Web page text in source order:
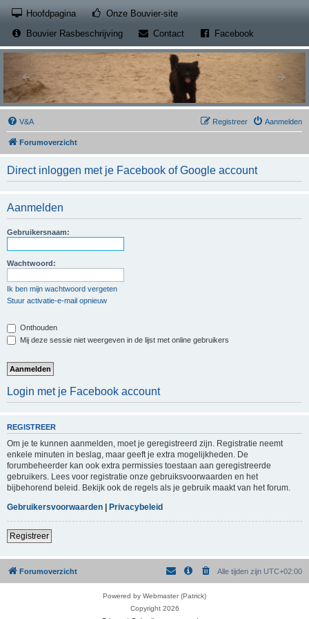
Hoofdpagina Onze Bouvier-site(Opens a new tab)
Bouvier Rasbeschrijving
Contact(Opens a new tab)
Facebook
V&A Aanmelden
Registreer
Forumoverzicht
Direct inloggen met je Facebook of Google account
Aanmelden
Gebruikersnaam:
Wachtwoord:
Ik ben mijn wachtwoord vergeten
Stuur activatie-e-mail opnieuw
Onthouden
Mij deze sessie niet weergeven in de lijst met online gebruikers
Login met je Facebook account
REGISTREER
Om je te kunnen aanmelden, moet je geregistreerd zijn. Registratie neemt
enkele minuten in beslag, maar geeft je extra mogelijkheden. De
forumbeheerder kan ook extra permissies toestaan aan geregistreerde
gebruikers. Lees voor registratie onze gebruiksvoorwaarden en het
bijbehorend beleid. Bekijk ook de regels als je gebruik maakt van het forum.
Gebruikersvoorwaarden | Privacybeleid
Registreer
Forumoverzicht Alle tijden zijn UTC+02:00
Powered by Webmaster (Patrick)
Copyright 2026